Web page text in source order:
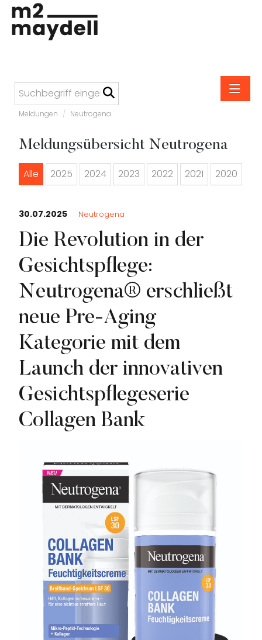
Meldungen
M2 Maydell
Altmann & Kühne
Anonimo
bebe
Carefree
Carl Suchy & Söhne
Donau Derby
Kenvue
Lieferando
Listerine
Neutrogena
nicorette
o.b.®
Pressekontakt
Meldungen / Neutrogena
Meldungsübersicht Neutrogena
Alle 2025 2024 2023 2022 2021 2020
30.07.2025 Neutrogena
Die Revolution in der
Gesichtspflege:
Neutrogena® erschließt
neue Pre-Aging
Kategorie mit dem
Launch der innovativen
Gesichtspflegeserie
Collagen Bank